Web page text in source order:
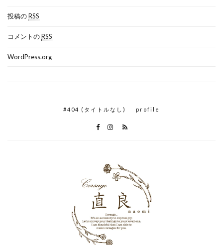
投稿のRSS
コメントのRSS
WordPress.org
#404 (タイトルなし) profile